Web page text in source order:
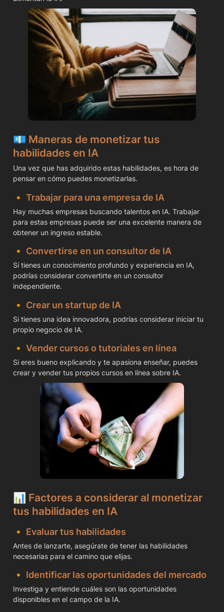
💶 Maneras de monetizar tus
habilidades en IA
Una vez que has adquirido estas habilidades, es hora de
pensar en cómo puedes monetizarlas.
🔸 Trabajar para una empresa de IA
Hay muchas empresas buscando talentos en IA. Trabajar
para estas empresas puede ser una excelente manera de
obtener un ingreso estable.
🔸 Convertirse en un consultor de IA
Si tienes un conocimiento profundo y experiencia en IA,
podrías considerar convertirte en un consultor
independiente.
🔸 Crear un startup de IA
Si tienes una idea innovadora, podrías considerar iniciar tu
propio negocio de IA.
🔸 Vender cursos o tutoriales en línea
Si eres bueno explicando y te apasiona enseñar, puedes
crear y vender tus propios cursos en línea sobre IA.
📊 Factores a considerar al monetizar
tus habilidades en IA
🔸 Evaluar tus habilidades
Antes de lanzarte, asegúrate de tener las habilidades
necesarias para el camino que elijas.
🔸 Identificar las oportunidades del mercado
Investiga y entiende cuáles son las oportunidades
disponibles en el campo de la IA.